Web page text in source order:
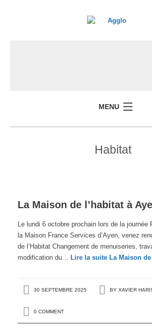
MENU
Habitat
La Maison de l’habitat à
Le lundi 6 octobre prochain lors de la journée
la Maison France Services d’Ayen, venez
de l’Habitat Changement de menuiseries,
modification du… Lire la suiteLa Maison de
30 SEPTEMBRE 2025 BY XAVIER
0 COMMENT